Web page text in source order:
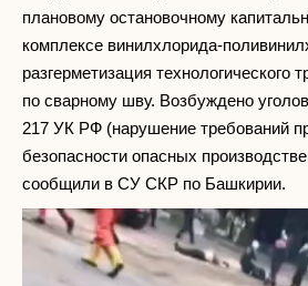
плановому остановочному
комплексе винилхлорида-
разгерметизация технологического
по сварному шву. Возбуждено
217 УК РФ (нарушение требований
безопасности опасных
сообщили в СУ СКР по Башкирии.